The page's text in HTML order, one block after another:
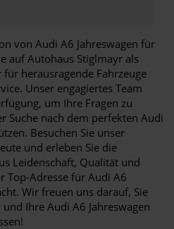
von Audi A6 Jahreswagen für
auf Autohaus Stiglmayr als
herausragende Fahrzeuge
Unser engagiertes Team
um Ihre Fragen zu
Suche nach dem perfekten Audi
Besuchen Sie unser
und erleben Sie die
Leidenschaft, Qualität und
Top-Adresse für Audi A6
Wir freuen uns darauf, Sie
Ihre Audi A6 Jahreswagen